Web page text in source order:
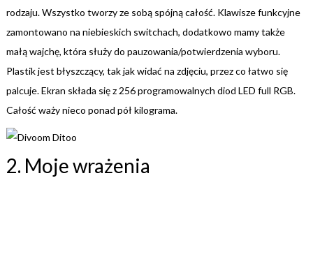
rodzaju. Wszystko tworzy ze sobą spójną całość. Klawisze funkcyjne
zamontowano na niebieskich switchach, dodatkowo mamy także
małą wajchę, która służy do pauzowania/potwierdzenia wyboru.
Plastik jest błyszczący, tak jak widać na zdjęciu, przez co łatwo się
palcuje. Ekran składa się z 256 programowalnych diod LED full RGB.
Całość waży nieco ponad pół kilograma.
2. Moje wrażenia